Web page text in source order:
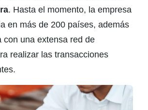
. Hasta el momento, la empresa
en más de 200 países, además
con una extensa red de
realizar las transacciones